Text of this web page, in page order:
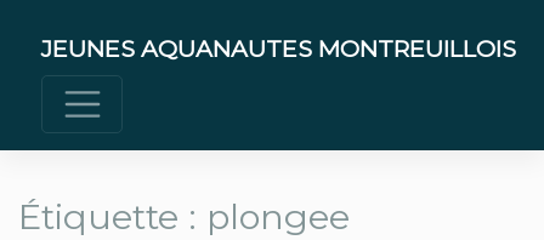
content
JEUNES AQUANAUTES MONTREUILLOIS
Étiquette : plongee